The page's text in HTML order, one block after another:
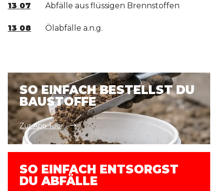
13 07 Abfälle aus flüssigen Brennstoffen
13 08 Ölabfälle a.n.g.
SO EINFACH BESTELLST DU
BAUSTOFFE
Zur App Tour
SO EINFACH ENTSORGST
DU ABFÄLLE